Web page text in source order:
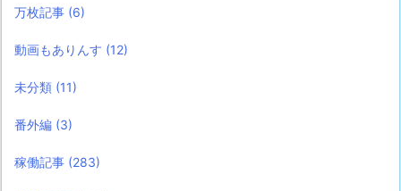
万枚記事 (6)
動画もありんす (12)
未分類 (11)
番外編 (3)
稼働記事 (283)